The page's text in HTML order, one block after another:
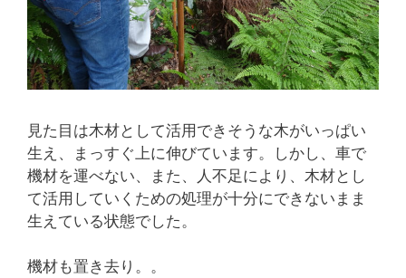
見た目は木材として活用できそうな木がいっぱい
生え、まっすぐ上に伸びています。しかし、車で
機材を運べない、また、人不足により、木材とし
て活用していくための処理が十分にできないまま
生えている状態でした。
機材も置き去り。。